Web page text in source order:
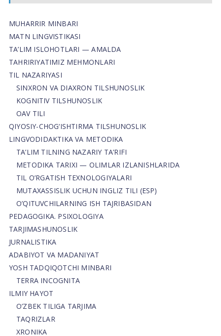
MUHARRIR MINBARI
MATN LINGVISTIKASI
TA’LIM ISLOHOTLARI — AMALDA
TAHRIRIYATIMIZ MEHMONLARI
TIL NAZARIYASI
SINXRON VA DIAXRON TILSHUNOSLIK
KOGNITIV TILSHUNOSLIK
OAV TILI
QIYOSIY-CHOG‘ISHTIRMA TILSHUNOSLIK
LINGVODIDAKTIKA VA METODIKA
TA’LIM TILNING NAZARIY TA’RIFI
METODIKA TARIXI — OLIMLAR IZLANISHLARIDA
TIL O’RGATISH TEXNOLOGIYALARI
MUTAXASSISLIK UCHUN INGLIZ TILI (ESP)
O’QITUVCHILARNING ISH TAJRIBASIDAN
PEDAGOGIKA. PSIXOLOGIYA
TARJIMASHUNOSLIK
JURNALISTIKA
ADABIYOT VA MADANIYAT
YOSH TADQIQOTCHI MINBARI
TERRA INCOGNITA
ILMIY HAYOT
O’ZBEK TILIGA TARJIMA
TAQRIZLAR
XRONIKA